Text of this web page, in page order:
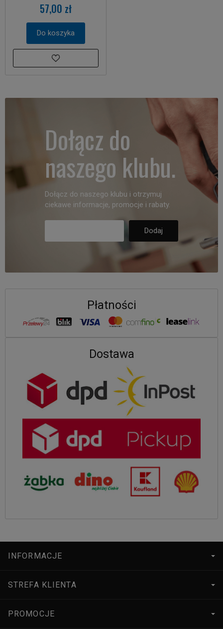
57,00 zł
Do koszyka
Dołącz do
naszego klubu.
Dołącz do naszego klubu i otrzymuj
ciekawe informacje, promocje i rabaty.
Płatności
Dostawa
INFORMACJE
STREFA KLIENTA
PROMOCJE